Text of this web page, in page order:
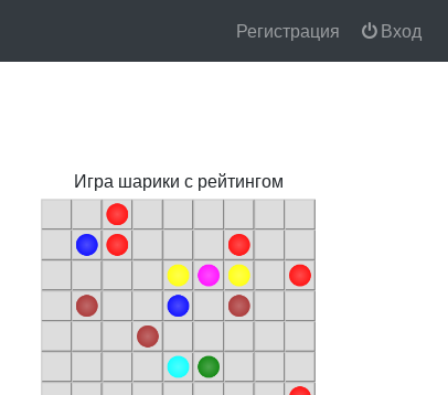
Регистрация Вход
Игра шарики с рейтингом